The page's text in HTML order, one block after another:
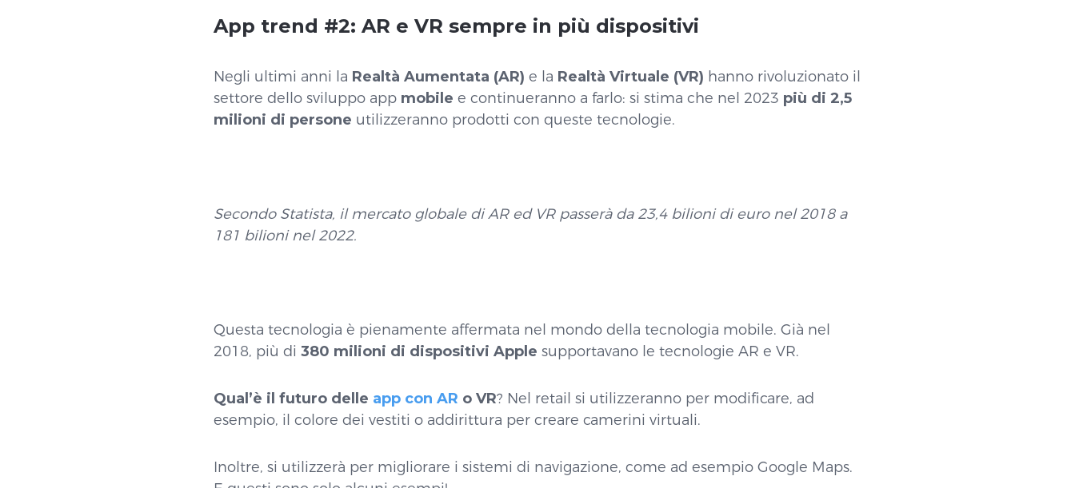
App trend #2: AR e VR sempre in più dispositivi
Negli ultimi anni la Realtà Aumentata (AR) e la Realtà Virtuale (VR) hanno rivoluzionato il
settore dello sviluppo app mobile e continueranno a farlo: si stima che nel 2023 più di 2,5
milioni di persone utilizzeranno prodotti con queste tecnologie.
Secondo Statista, il mercato globale di AR ed VR passerà da 23,4 bilioni di euro nel 2018 a
181 bilioni nel 2022.
Questa tecnologia è pienamente affermata nel mondo della tecnologia mobile. Già nel
2018, più di 380 milioni di dispositivi Apple supportavano le tecnologie AR e VR.
Qual’è il futuro delle app con AR o VR? Nel retail si utilizzeranno per modificare, ad
esempio, il colore dei vestiti o addirittura per creare camerini virtuali.
Inoltre, si utilizzerà per migliorare i sistemi di navigazione, come ad esempio Google Maps.